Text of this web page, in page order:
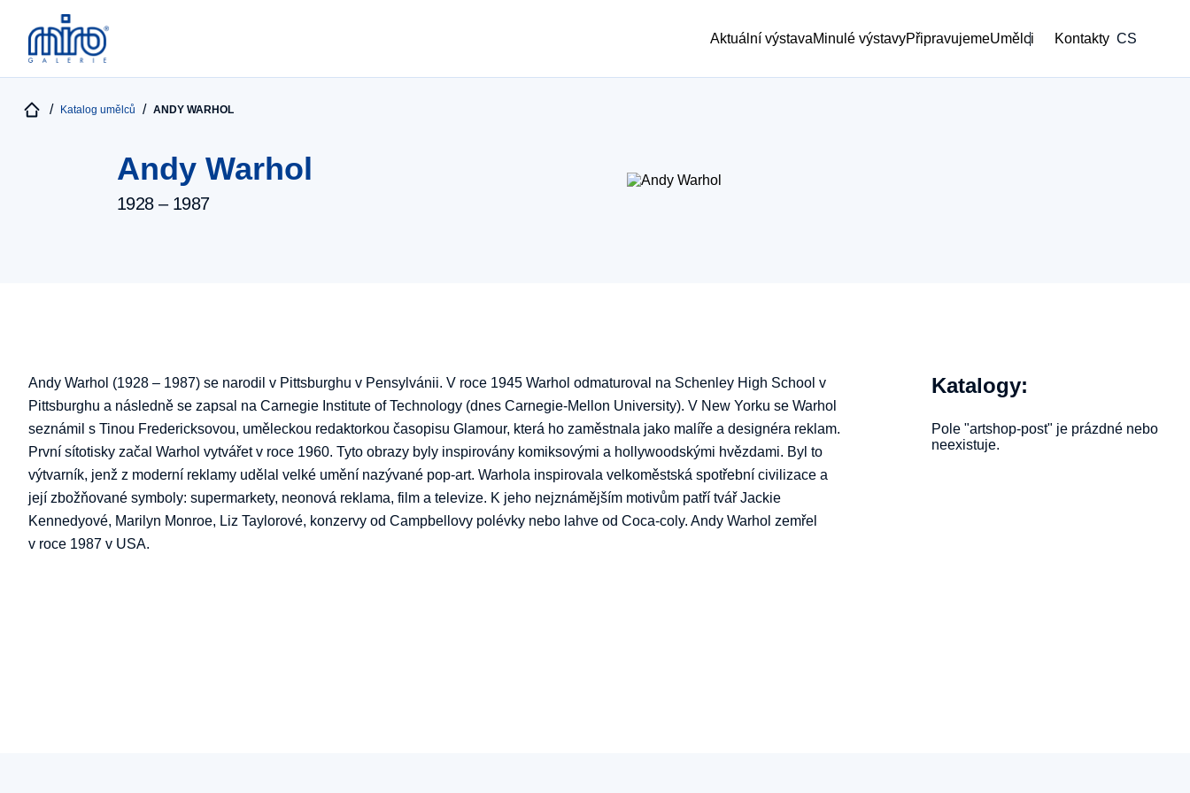
Aktuální výstavaMinulé výstavyPřipravujemeUmělci Kontakty CS
Katalog umělců ANDY WARHOL
Andy Warhol
1928 – 1987
Andy Warhol (1928 – 1987) se narodil v Pittsburghu v Pensylvánii. V roce 1945 Warhol odmaturoval na Schenley High School v
Pittsburghu a následně se zapsal na Carnegie Institute of Technology (dnes Carnegie-Mellon University). V New Yorku se Warhol
seznámil s Tinou Fredericksovou, uměleckou redaktorkou časopisu Glamour, která ho zaměstnala jako malíře a designéra reklam.
První sítotisky začal Warhol vytvářet v roce 1960. Tyto obrazy byly inspirovány komiksovými a hollywoodskými hvězdami. Byl to
výtvarník, jenž z moderní reklamy udělal velké umění nazývané pop-art. Warhola inspirovala velkoměstská spotřební civilizace a
její zbožňované symboly: supermarkety, neonová reklama, film a televize. K jeho nejznámějším motivům patří tvář Jackie
Kennedyové, Marilyn Monroe, Liz Taylorové, konzervy od Campbellovy polévky nebo lahve od Coca-coly. Andy Warhol zemřel
v roce 1987 v USA.
Katalogy:
Pole "artshop-post" je prázdné nebo
neexistuje.